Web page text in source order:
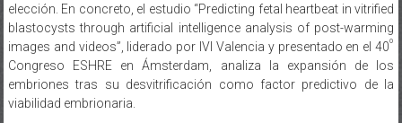
elección. En concreto, el estudio “Predicting fetal heartbeat in vitrified
blastocysts through artificial intelligence analysis of post-warming
images and videos”, liderado por IVI Valencia y presentado en el 40º
Congreso ESHRE en Ámsterdam, analiza la expansión de los
embriones tras su desvitrificación como factor predictivo de la
viabilidad embrionaria.